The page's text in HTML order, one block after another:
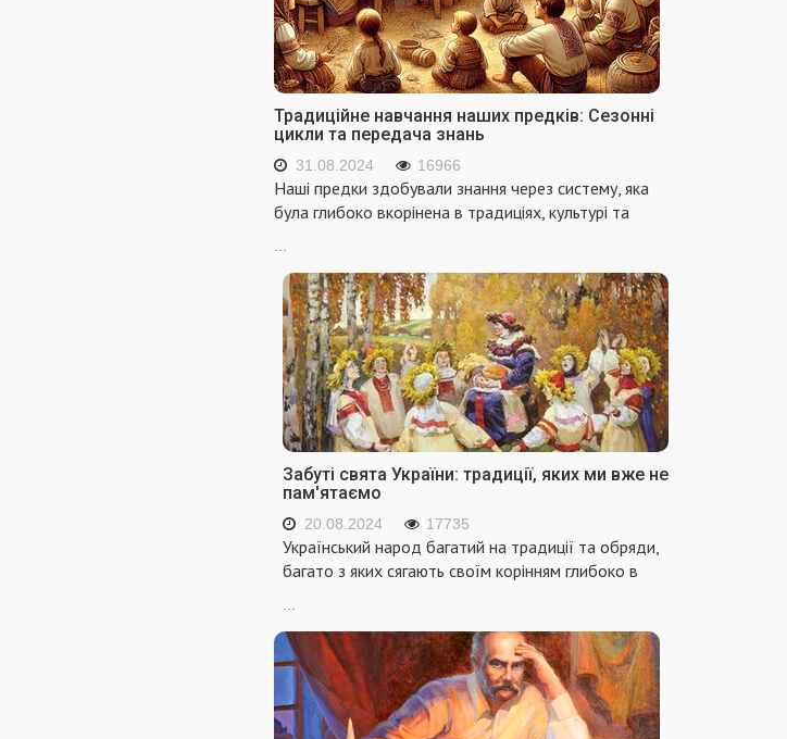
Традиційне навчання наших предків: Сезонні
цикли та передача знань
31.08.2024 16966
Наші предки здобували знання через систему, яка
була глибоко вкорінена в традиціях, культурі та
...
Забуті свята України: традиції, яких ми вже не
пам'ятаємо
20.08.2024 17735
Український народ багатий на традиції та обряди,
багато з яких сягають своїм корінням глибоко в
...